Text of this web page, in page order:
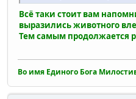
Всё таки стоит вам
выразились животного
Тем самым продолжается
Во имя Единого Бога